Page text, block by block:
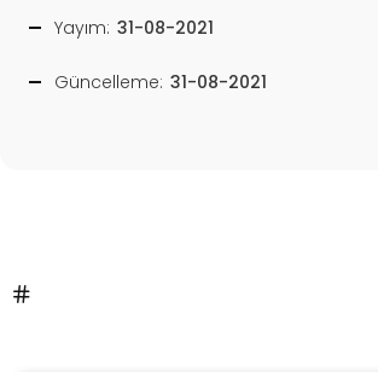
Yayım: 31-08-2021
Güncelleme: 31-08-2021